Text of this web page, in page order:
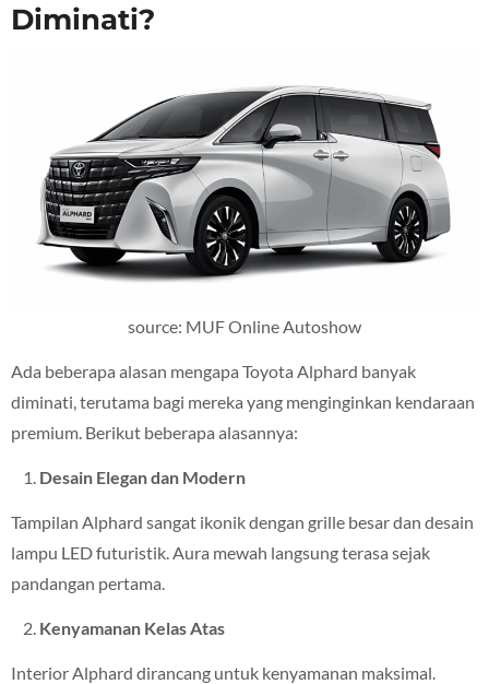
Diminati?
source: MUF Online Autoshow
Ada beberapa alasan mengapa Toyota Alphard banyak
diminati, terutama bagi mereka yang menginginkan kendaraan
premium. Berikut beberapa alasannya:
Desain Elegan dan Modern
Tampilan Alphard sangat ikonik dengan grille besar dan desain
lampu LED futuristik. Aura mewah langsung terasa sejak
pandangan pertama.
Kenyamanan Kelas Atas
Interior Alphard dirancang untuk kenyamanan maksimal.